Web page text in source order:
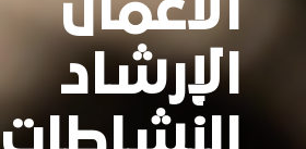
الأعمال
الإرشاد